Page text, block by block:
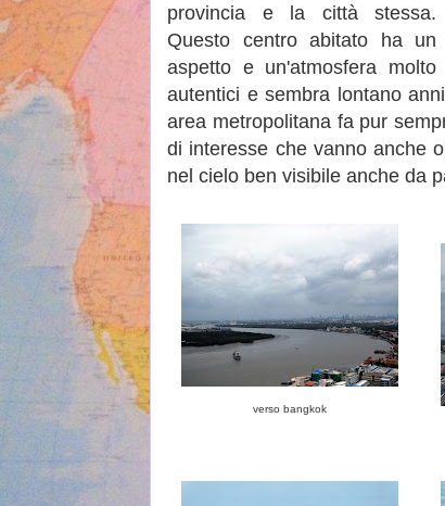
provincia e la città stessa.
Questo centro abitato ha un
aspetto e un'atmosfera molto
autentici e sembra lontano
area metropolitana fa pur
di interesse che vanno anche
nel cielo ben visibile anche da
verso bangkok